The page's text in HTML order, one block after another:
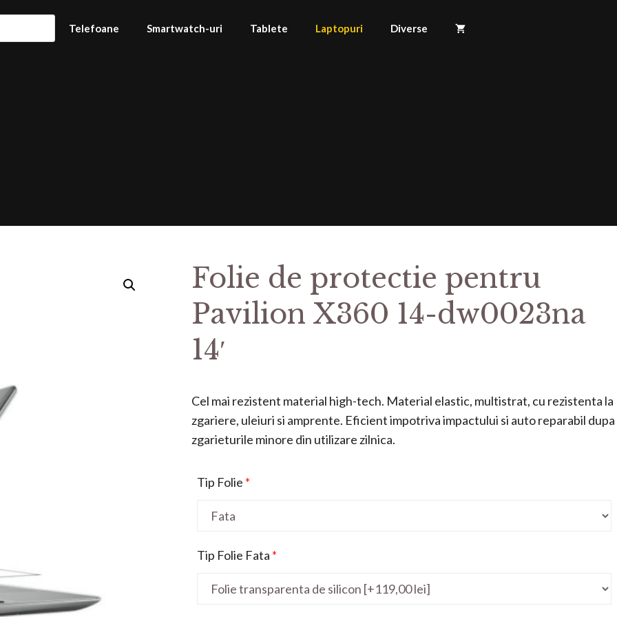
Telefoane Smartwatch-uri Tablete Laptopuri Diverse
Folie de protectie pentru
Pavilion X360 14-dw0023na
14′
Cel mai rezistent material high-tech. Material elastic, multistrat, cu rezistenta la
zgariere, uleiuri si amprente. Eficient impotriva impactului si auto reparabil dupa
zgarieturile minore din utilizare zilnica.
Tip Folie *
Tip Folie Fata *